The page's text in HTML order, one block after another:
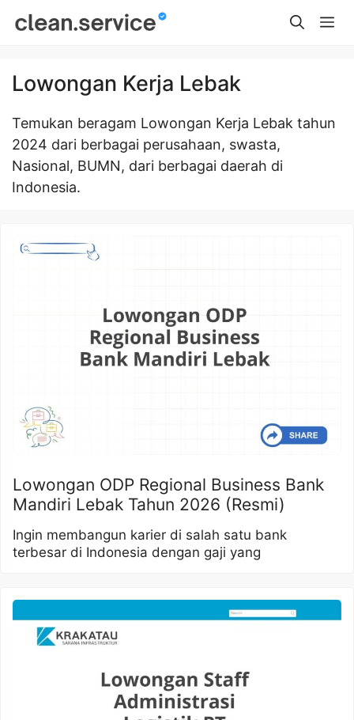
Lowongan Kerja Lebak
Temukan beragam Lowongan Kerja Lebak tahun
2024 dari berbagai perusahaan, swasta,
Nasional, BUMN, dari berbagai daerah di
Indonesia.
Lowongan ODP Regional Business Bank
Mandiri Lebak Tahun 2026 (Resmi)
Ingin membangun karier di salah satu bank
terbesar di Indonesia dengan gaji yang